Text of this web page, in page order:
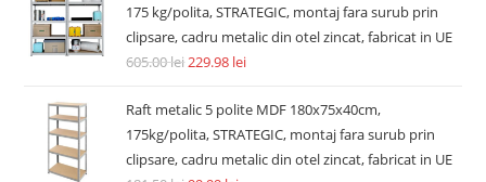
175 kg/polita, STRATEGIC, montaj fara surub prin
clipsare, cadru metalic din otel zincat, fabricat in UE
605.00lei229.98 lei
Raft metalic 5 polite MDF 180x75x40cm,
175kg/polita, STRATEGIC, montaj fara surub prin
clipsare, cadru metalic din otel zincat, fabricat in UE